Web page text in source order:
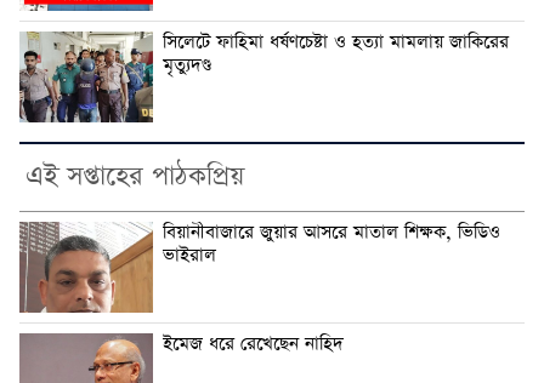
সিলেটে ফাহিমা ধর্ষণচেষ্টা ও হত্যা মামলায় জাকিরের
মৃত্যুদণ্ড
এই সপ্তাহের পাঠকপ্রিয়
বিয়ানীবাজারে জুয়ার আসরে মাতাল শিক্ষক, ভিডিও
ভাইরাল
ইমেজ ধরে রেখেছেন নাহিদ